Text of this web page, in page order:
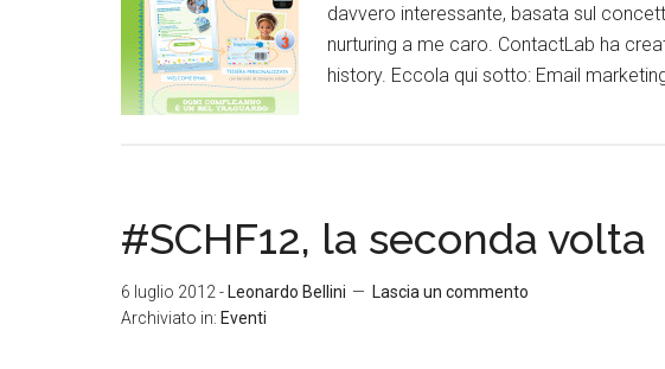
davvero interessante, basata sul
nurturing a me caro. ContactLab ha
history. Eccola qui sotto: Email
#SCHF12, la seconda volta
6 luglio 2012 - Leonardo Bellini
Lascia un commento
Archiviato in: Eventi